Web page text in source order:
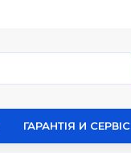
ГАРАНТІЯ И СЕРВІС